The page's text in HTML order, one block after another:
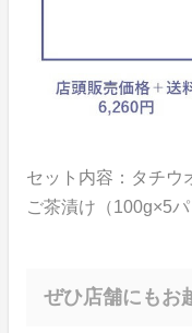
セット内容：タチウ
ご茶漬け（100g×5パ
ぜひ店舗にもお